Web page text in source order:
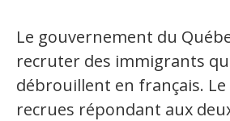
Télécommunications
Aéronautique
Métallurgie
Le gouvernement du
recruter des immigrants
débrouillent en français.
recrues répondant aux